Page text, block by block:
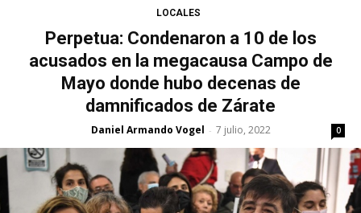
LOCALES
Perpetua: Condenaron a 10 de los
acusados en la megacausa Campo de
Mayo donde hubo decenas de
damnificados de Zárate
Daniel Armando Vogel - 7 julio, 2022 0